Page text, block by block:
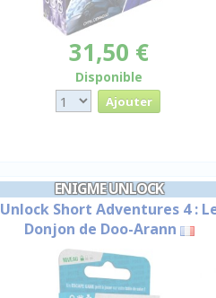
31,50 €
Disponible
ENIGME UNLOCK
Unlock Short Adventures 4 :
Donjon de Doo-Arann